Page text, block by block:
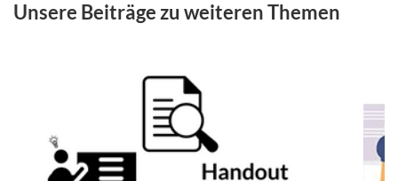
Unsere Beiträge zu weiteren Themen